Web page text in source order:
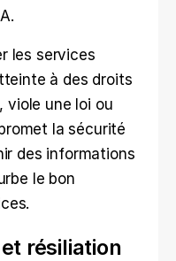
les services
à des droits
viole une loi ou
la sécurité
des informations
le bon
résiliation